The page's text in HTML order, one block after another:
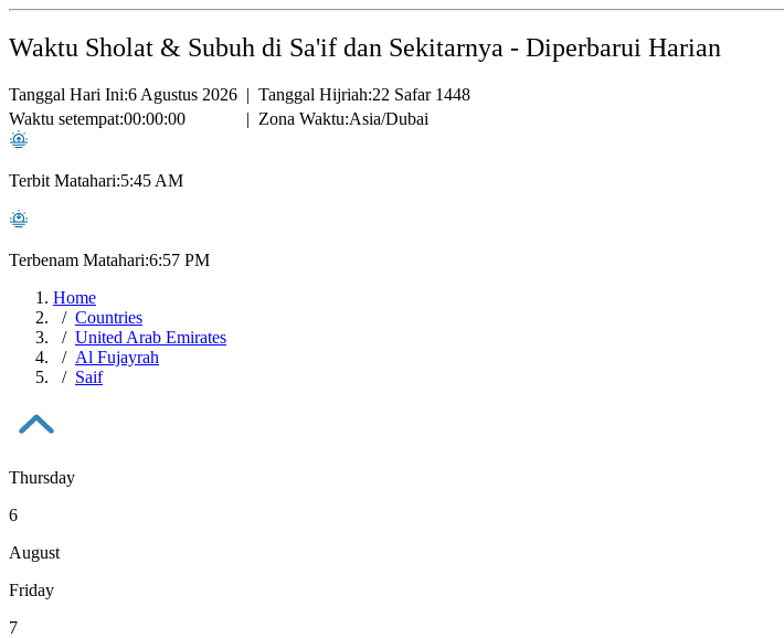
Waktu Sholat & Subuh di Sa'if dan Sekitarnya - Diperbarui Harian
Tanggal Hari Ini:6 Agustus 2026 | Tanggal Hijriah:22 Safar 1448
Waktu setempat:00:00:00 | Zona Waktu:Asia/Dubai
Terbit Matahari:5:45 AM
Terbenam Matahari:6:57 PM
Home
Countries
United Arab Emirates
Al Fujayrah
Saif
Thursday
6
August
Friday
7